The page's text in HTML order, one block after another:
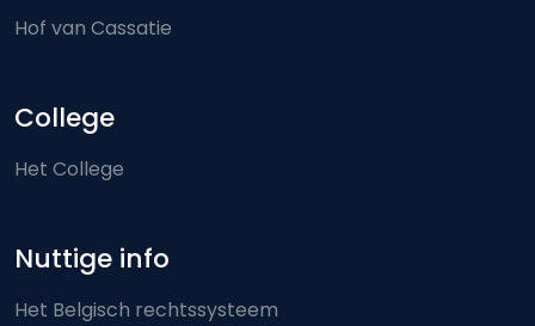
Hof van Cassatie
College
Het College
Nuttige info
Het Belgisch rechtssysteem